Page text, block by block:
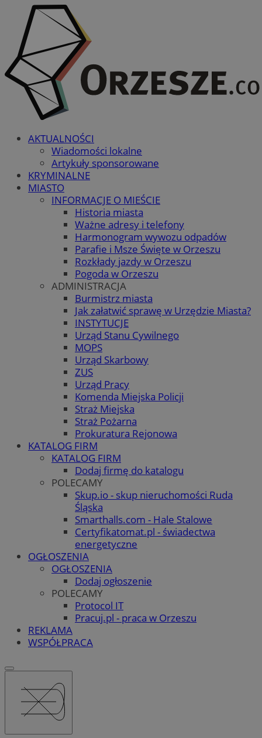
AKTUALNOŚCI
Wiadomości lokalne
Artykuły sponsorowane
KRYMINALNE
MIASTO
INFORMACJE O MIEŚCIE
Historia miasta
Ważne adresy i telefony
Harmonogram wywozu odpadów
Parafie i Msze Święte w Orzeszu
Rozkłady jazdy w Orzeszu
Pogoda w Orzeszu
ADMINISTRACJA
Burmistrz miasta
Jak załatwić sprawę w Urzędzie Miasta?
INSTYTUCJE
Urząd Stanu Cywilnego
MOPS
Urząd Skarbowy
ZUS
Urząd Pracy
Komenda Miejska Policji
Straż Miejska
Straż Pożarna
Prokuratura Rejonowa
KATALOG FIRM
KATALOG FIRM
Dodaj firmę do katalogu
POLECAMY
Skup.io - skup nieruchomości Ruda
Śląska
Smarthalls.com - Hale Stalowe
Certyfikatomat.pl - świadectwa
energetyczne
OGŁOSZENIA
OGŁOSZENIA
Dodaj ogłoszenie
POLECAMY
Protocol IT
Pracuj.pl - praca w Orzeszu
REKLAMA
WSPÓŁPRACA